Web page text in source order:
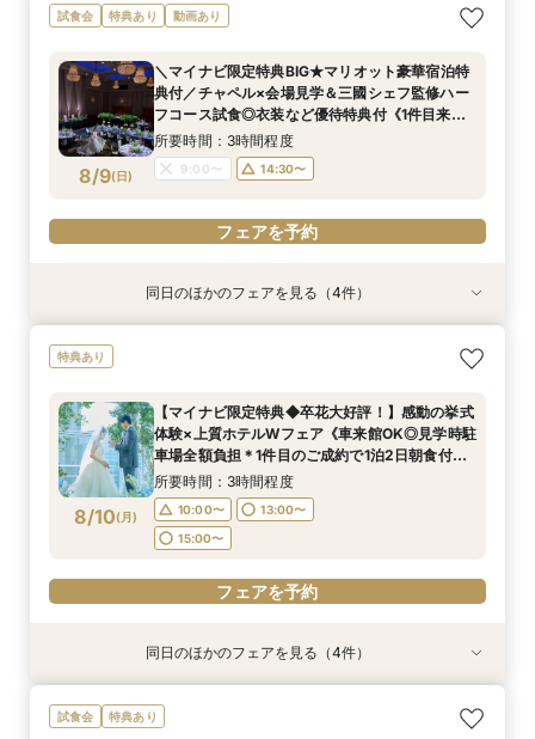
8/8(土)
◆はじめての見学◆気軽にウェディング相談◎ク
イックフェア
9:00〜 14:30〜
フェアを予約
8/8(土)
新郎新婦のみもOK◆挙式のみ開催の方向け相談
会◆会食付も◎
11:00〜
13:00〜
15:00〜
フェアを予約
試食会 特典あり 動画あり
8/9(日)
＼マイナビ限定特典BIG★マリオット豪華宿泊特
典付／チャペル×会場見学＆三國シェフ監修ハー
フコース試食◎衣装など優待特典付《1件目来館
特典で大人気ブランド「ミラーハリス」のバス
セットをプレゼント★》
所要時間：3時間程度
9:00〜 14:30〜
フェアを予約
特典あり
8/9(日)
【上質体験】ホテルW花嫁体験◆名駅直結パノラ
9:00〜 14:30〜
フェアを予約
8/9(日)
◆はじめての見学◆気軽にウェディング相談◎ク
9:00〜 14:30〜
フェアを予約
特典あり
8/9(日)
◆豪華ミクニ試食付◆館内神前式×伝統*和婚*体
9:00〜 14:30〜
フェアを予約
特典あり
8/9(日)
【家族・少人数フェア】こだわりの料理×会話を
9:00〜 14:30〜
フェアを予約
同日のほかのフェアを見る（4件）
特典あり
8/10(月)
【マイナビ限定特典◆卒花大好評！】感動の挙式
体験×上質ホテルWフェア《車来館OK◎見学時駐
車場全額負担＊1件目のご成約で1泊2日朝食付ハ
ネムーン宿泊》
所要時間：3時間程度
10:00〜
13:00〜
15:00〜
フェアを予約
上質ホテルで叶える◆フォトウェディング相談会
◆会食付も相談◎
新郎新婦のみもOK◆挙式のみ開催の方向け相談
会◆会食付も◎
◆高層階*絶景ウェディング◆館内神前式×*和婚
*体験フェア
◆はじめての見学◆マリオット堪能×クイック
ウェディング相談会
同日のほかのフェアを見る（4件）
試食会 特典あり